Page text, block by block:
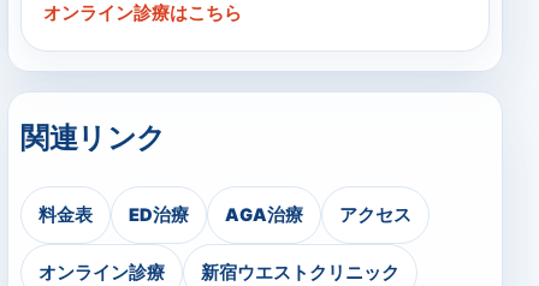
オンライン診療はこちら
関連リンク
料金表 ED治療 AGA治療 アクセス
オンライン診療 新宿ウエストクリニック